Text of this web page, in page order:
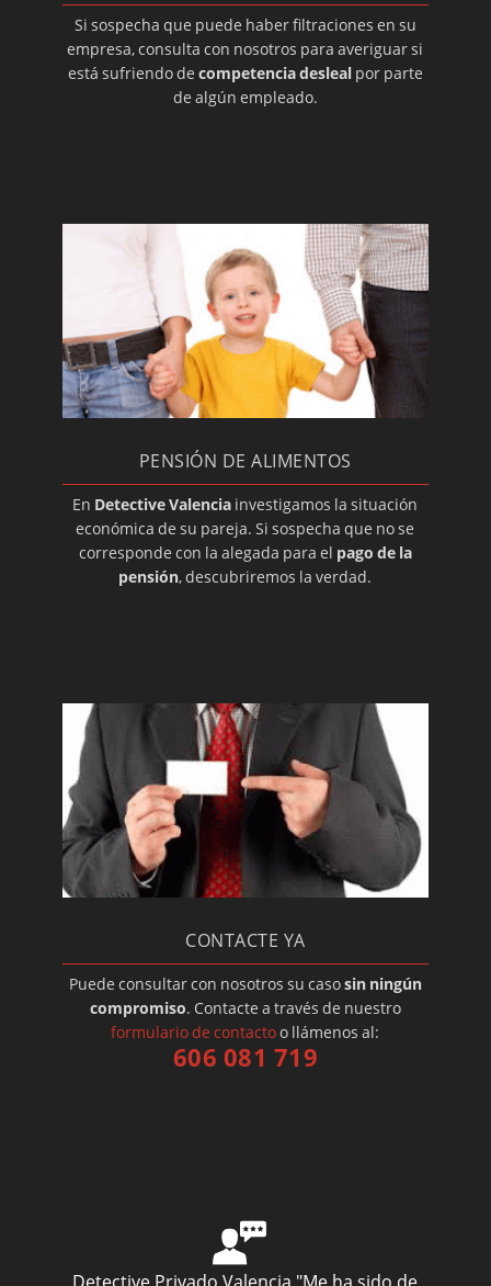
Investigaciones inmobiliarias
Montaje de circuitos cerrados de TV
Detectives: autenticidad de firmas
Investigación privada para particulares
Investigar casos de competencia desleal
¿Por qué contratar a un detective privado?
Divorcio contencioso: investigadores
privados
Investigadores en Valencia
Profesión del detective privado
Que es un convenio regulador.
Si sospecha que puede haber filtraciones en su
empresa, consulta con nosotros para averiguar si
está sufriendo de competencia deslealpor parte
de algún empleado.
PENSIÓN DE ALIMENTOS
En Detective Valencia investigamos la situación
económica de su pareja. Si sospecha que no se
corresponde con la alegada para el pago de la
pensión, descubriremos la verdad.
CONTACTE YA
Puede consultar con nosotros su casosin ningún
compromiso. Contacte a través de nuestro
formulario de contactoo llámenos al:
606 081 719